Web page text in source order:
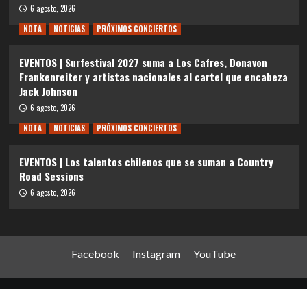
6 agosto, 2026
NOTA
NOTICIAS PRÓXIMOS CONCIERTOS
EVENTOS | Surfestival 2027 suma a Los Cafres, Donavon
Frankenreiter y artistas nacionales al cartel que encabeza
Jack Johnson
6 agosto, 2026
NOTA
NOTICIAS PRÓXIMOS CONCIERTOS
EVENTOS | Los talentos chilenos que se suman a Country
Road Sessions
6 agosto, 2026
Facebook Instagram YouTube